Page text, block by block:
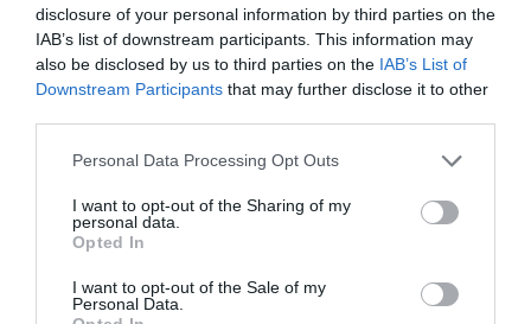
disclosure of your personal information by third parties on the
IAB’s list of downstream participants. This information may
also be disclosed by us to third parties on the IAB’s List of
Downstream Participants that may further disclose it to other
Personal Data Processing Opt Outs
I want to opt-out of the Sharing of my
personal data.
Opted In
I want to opt-out of the Sale of my
Personal Data.
Political 06.08.26